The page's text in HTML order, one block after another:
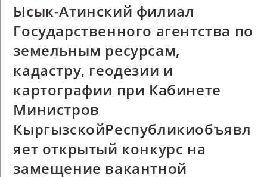
Ысык-Атинский филиал
Государственного агентства по
земельным ресурсам,
кадастру, геодезии и
картографии при Кабинете
Министров
КыргызскойРеспубликиобъявл
яет открытый конкурс на
замещение вакантной